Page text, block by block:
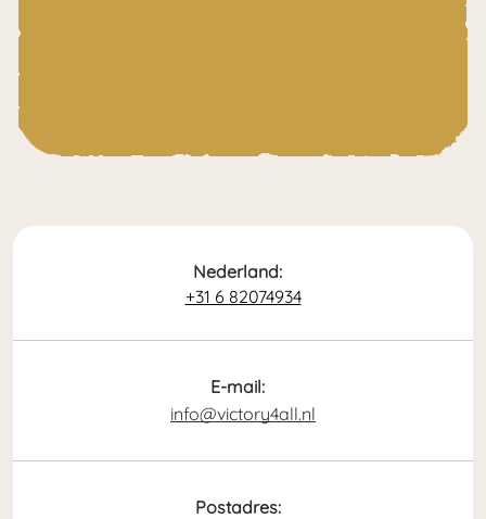
Nederland:
+31 6 82074934
E-mail:
info@victory4all.nl
Postadres: